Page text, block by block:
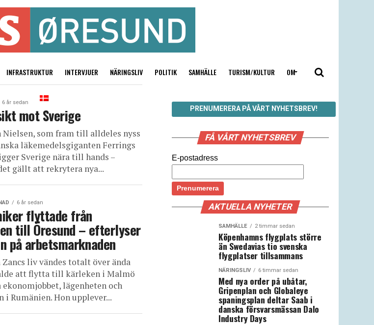
INFRASTRUKTUR INTERVJUER NÄRINGSLIV POLITIK SAMHÄLLE TURISM/KULTUR OM
6 år sedan
mot Sverige
Nielsen, som fram till alldeles nyss
läkemedelsgiganten Ferrings
Sverige nära till hands –
gällt att rekrytera nya...
6 år sedan
flyttade från
till Öresund – efterlyser
på arbetsmarknaden
liv vändes totalt över ända
att flytta till kärleken i Malmö
ekonomjobbet, lägenheten och
i Rumänien. Hon upplever...
PRENUMERERA PÅ VÅRT NYHETSBREV!
FÅ VÅRT NYHETSBREV
E-postadress
AKTUELLA NYHETER
SAMHÄLLE 2 timmar sedan
Köpenhamns flygplats större
än Swedavias tio svenska
flygplatser tillsammans
NÄRINGSLIV 6 timmar sedan
Med nya order på ubåtar,
Gripenplan och Globaleye
spaningsplan deltar Saab i
danska försvarsmässan Dalo
Industry Days